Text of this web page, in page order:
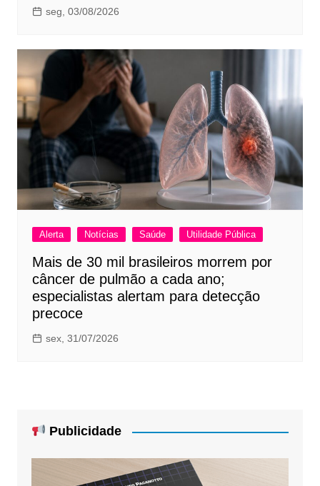
seg, 03/08/2026
Alerta Notícias Saúde Utilidade Pública
Mais de 30 mil brasileiros morrem por
câncer de pulmão a cada ano;
especialistas alertam para detecção
precoce
sex, 31/07/2026
Publicidade